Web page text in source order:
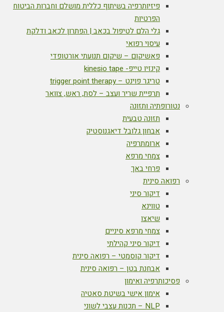
פיזיותרפיה בשיתוף כללית מושלם וחברות הביטוח
הפרטיות
גלי הלם לטיפול בכאב | הפתרון לכאב ודלקת
עיסוי רפואי
פאשיקום – שיקום תנועתי אורטופדי
קינזיו טייפ- kinesio tape
טריגר פוינט – trigger point therapy
תרפיית שריר ועצב – לסת, ראש, צוואר
נטורופתיה ותזונה
תזונה טבעית
אבחון גלובל דיאגנוסטיק
ארומתרפיה
צמחי מרפא
פרחי באך
רפואה סינית
דיקור סיני
טווינא
שיאצו
צמחי מרפא סיניים
דיקור סיני קהילתי
דיקור קוסמטי – רפואה סינית
אבחנת בטן – רפואה סינית
פסיכותרפיה ואימון
אימון אישי בשיטת סאטיה
NLP – תכנות עצבי לשוני